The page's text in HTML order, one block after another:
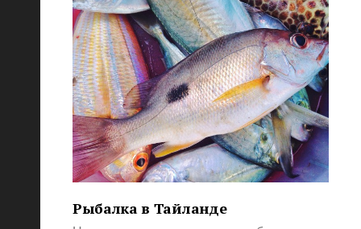
Рыбалка в Тайланде